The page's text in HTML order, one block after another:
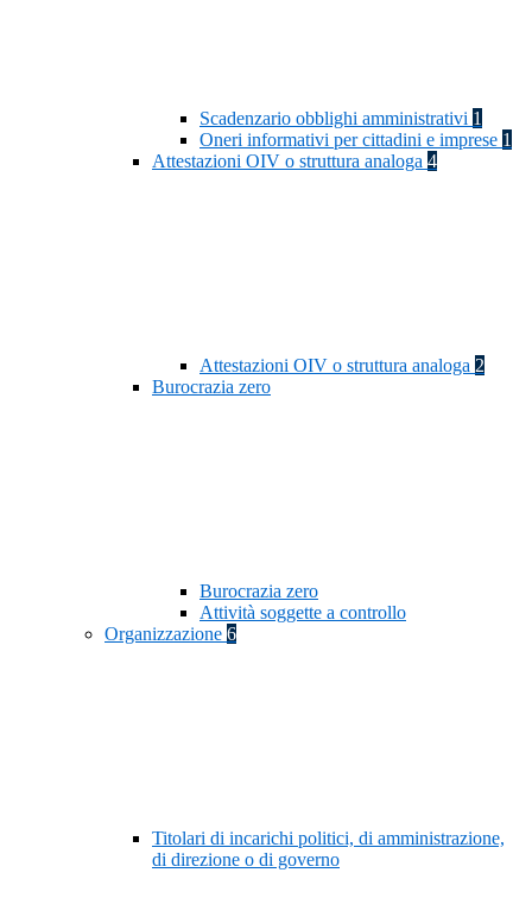
Scadenzario obblighi amministrativi 1
Oneri informativi per cittadini e imprese 1
Attestazioni OIV o struttura analoga 4
Attestazioni OIV o struttura analoga 2
Burocrazia zero
Burocrazia zero
Attività soggette a controllo
Organizzazione 6
Titolari di incarichi politici, di amministrazione,
di direzione o di governo